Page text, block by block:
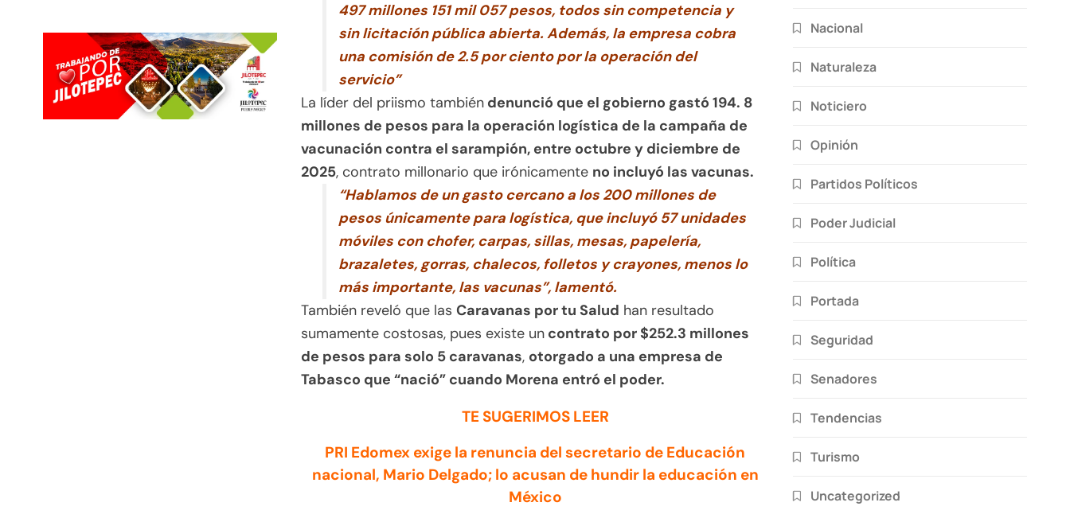
497 millones 151 mil 057 pesos, todos sin competencia y
sin licitación pública abierta. Además, la empresa cobra
una comisión de 2.5 por ciento por la operación del
servicio”
La líder del priismo también denunció que el gobierno gastó 194. 8
millones de pesos para la operación logística de la campaña de
vacunación contra el sarampión, entre octubre y diciembre de
2025, contrato millonario que irónicamente no incluyó las vacunas.
“Hablamos de un gasto cercano a los 200 millones de
pesos únicamente para logística, que incluyó 57 unidades
móviles con chofer, carpas, sillas, mesas, papelería,
brazaletes, gorras, chalecos, folletos y crayones, menos lo
más importante, las vacunas”, lamentó.
También reveló que las Caravanas por tu Salud han resultado
sumamente costosas, pues existe un contrato por $252.3 millones
de pesos para solo 5 caravanas, otorgado a una empresa de
Tabasco que “nació” cuando Morena entró el poder.
TE SUGERIMOS LEER
PRI Edomex exige la renuncia del secretario de Educación
nacional, Mario Delgado; lo acusan de hundir la educación en
México
Nacional
Naturaleza
Noticiero
Opinión
Partidos Políticos
Poder Judicial
Política
Portada
Seguridad
Senadores
Tendencias
Turismo
Uncategorized